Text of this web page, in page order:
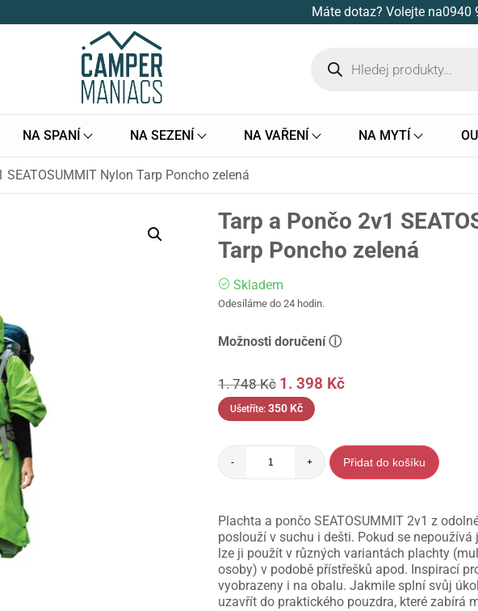
Máte dotaz? Volejte na0940
NA SPANÍ NA SEZENÍ NA VAŘENÍ NA MYTÍ
SEATOSUMMIT Nylon Tarp Poncho zelená
Tarp a Pončo 2v1
Tarp Poncho zelená
Skladem
Odesíláme do 24 hodin.
Možnosti doručení ⓘ
1. 748Kč 1. 398 Kč
Ušetříte:350 Kč
- + Přidat do košíku
Plachta a pončo SEATOSUMMIT 2v1 z
poslouží v suchu i dešti. Pokud se
lze ji použít v různých variantách plachty
osoby) v podobě přístřešků apod. Inspirací
vyobrazeny i na obalu. Jakmile splní svůj
uzavřít do praktického pouzdra, které zabírá